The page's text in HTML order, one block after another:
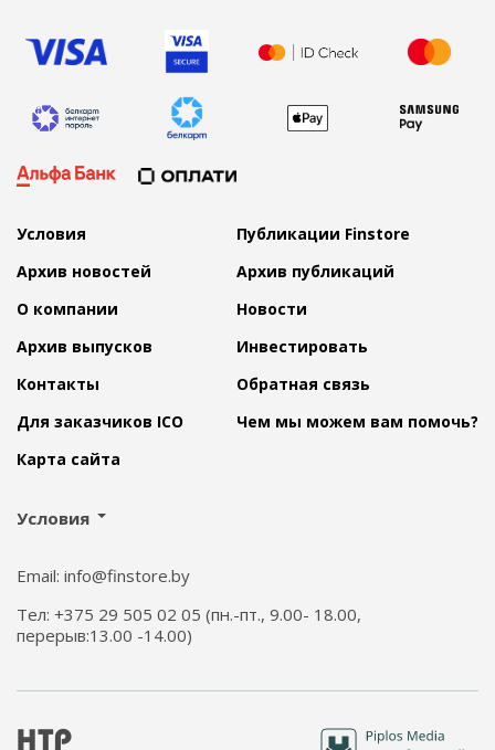
Условия
Публикации Finstore
Архив новостей
Архив публикаций
О компании
Новости
Архив выпусков
Инвестировать
Контакты
Обратная связь
Для заказчиков ICO
Чем мы можем вам помочь?
Карта сайта
Условия
Email: info@finstore.by
Тел: +375 29 505 02 05 (пн.-пт., 9.00- 18.00,
перерыв:13.00 -14.00)